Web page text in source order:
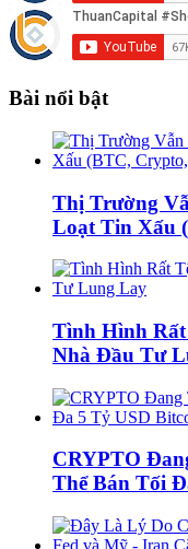
Bài nổi bật
Thị Trường
Loạt Tin Xấu
Tình Hình
Nhà Đầu Tư
CRYPTO
Thể Bán Tối